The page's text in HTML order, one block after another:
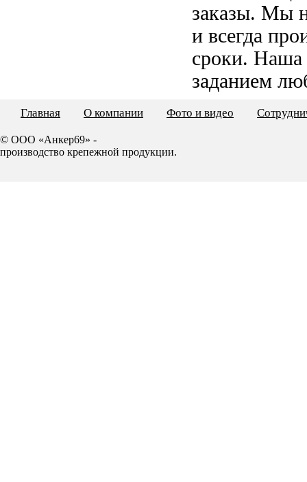
заказы. Мы
и всегда
сроки. Наша
заданием
Главная О компании Фото и видео
© ООО «Анкер69» -
производство крепежной продукции.